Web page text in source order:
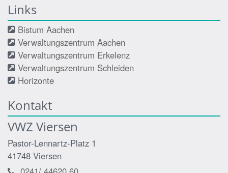
Links
Bistum Aachen
Verwaltungszentrum Aachen
Verwaltungszentrum Erkelenz
Verwaltungszentrum Schleiden
Horizonte
Kontakt
VWZ Viersen
Pastor-Lennartz-Platz 1
41748 Viersen